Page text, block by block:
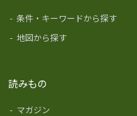
- 条件・キーワードから探す
- 地図から探す
読みもの
- マガジン